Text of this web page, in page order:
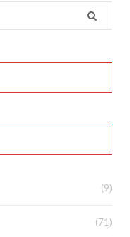
(9)
(71)